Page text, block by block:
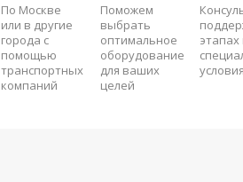
По Москве
или в другие
города с
помощью
транспортных
компаний
Поможем
выбрать
оптимальное
оборудование
для ваших
целей
этапах